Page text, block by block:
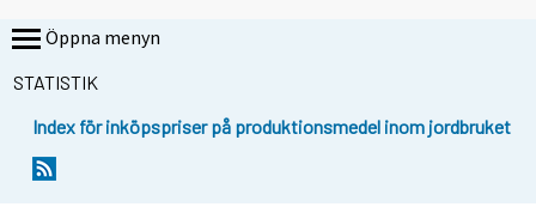
Öppna menyn
STATISTIK
Index för inköpspriser på produktionsmedel inom jordbruket